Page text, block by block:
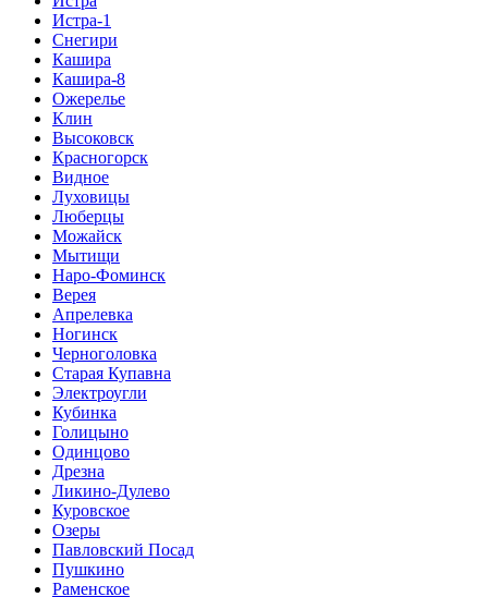
Истра-1
Снегири
Кашира
Кашира-8
Ожерелье
Клин
Высоковск
Красногорск
Видное
Луховицы
Люберцы
Можайск
Мытищи
Наро-Фоминск
Верея
Апрелевка
Ногинск
Черноголовка
Старая Купавна
Электроугли
Кубинка
Голицыно
Одинцово
Дрезна
Ликино-Дулево
Куровское
Озеры
Павловский Посад
Пушкино
Раменское